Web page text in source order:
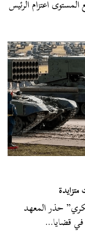
اعتزام الرئيس
حذر المعهد
في قضايا…